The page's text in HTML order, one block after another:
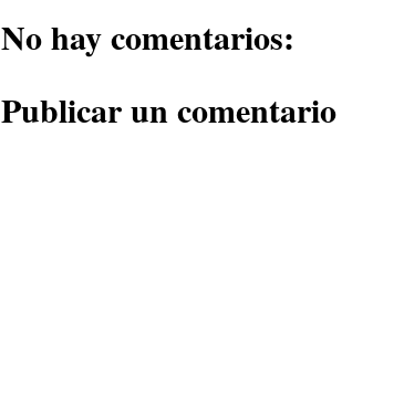
No hay comentarios:
Publicar un comentario